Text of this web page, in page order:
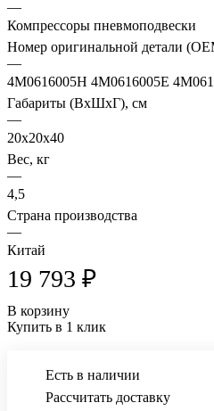
—
Компрессоры пневмоподвески
Номер оригинальной детали
—
4M0616005H 4M0616005E
Габариты (ВхШхГ), см
—
20x20x40
Вес, кг
—
4,5
Страна производства
—
Китай
19 793 ₽
В корзину
Купить в 1 клик
Есть в наличии
Рассчитать доставку